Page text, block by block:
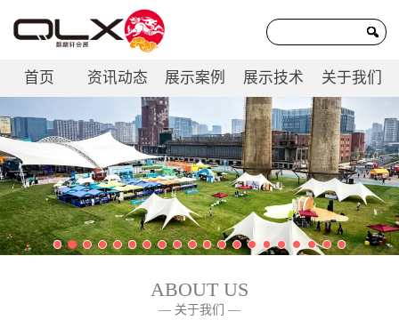
首页 资讯动态 展示案例 展示技术 关于我们
联系我们
ABOUT US
— 关于我们 —